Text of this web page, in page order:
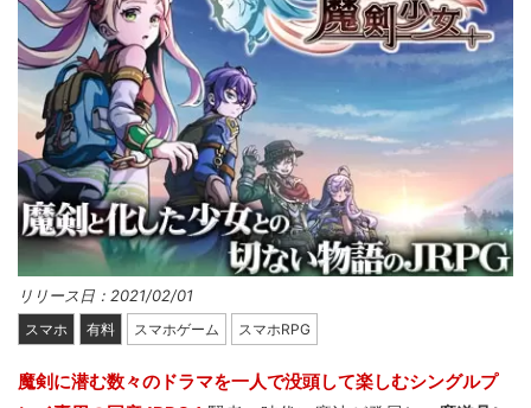
リリース日：2021/02/01
スマホ 有料 スマホゲーム スマホRPG
魔剣に潜む数々のドラマを一人で没頭して楽しむシングルプ